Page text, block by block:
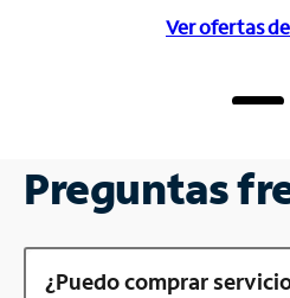
Ver ofertas
Preguntas
¿Puedo comprar